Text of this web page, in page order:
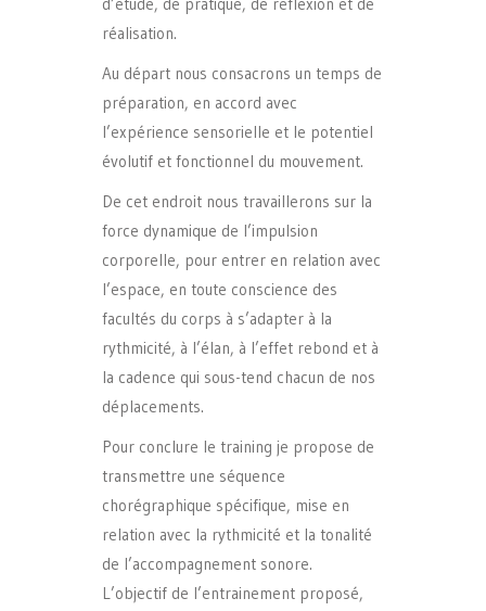
réalisation.
Au départ nous consacrons un temps de
préparation, en accord avec
l’expérience sensorielle et le potentiel
évolutif et fonctionnel du mouvement.
De cet endroit nous travaillerons sur la
force dynamique de l’impulsion
corporelle, pour entrer en relation avec
l’espace, en toute conscience des
facultés du corps à s’adapter à la
rythmicité, à l’élan, à l’effet rebond et à
la cadence qui sous-tend chacun de nos
déplacements.
Pour conclure le training je propose de
transmettre une séquence
chorégraphique spécifique, mise en
relation avec la rythmicité et la tonalité
de l’accompagnement sonore.
L’objectif de l’entrainement proposé,